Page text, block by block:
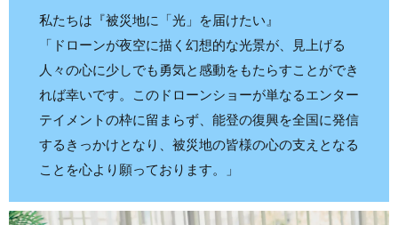
私たちは『被災地に「光」を届けたい』
「ドローンが夜空に描く幻想的な光景が、見上げる
人々の心に少しでも勇気と感動をもたらすことができ
れば幸いです。このドローンショーが単なるエンター
テイメントの枠に留まらず、能登の復興を全国に発信
するきっかけとなり、被災地の皆様の心の支えとなる
ことを心より願っております。」